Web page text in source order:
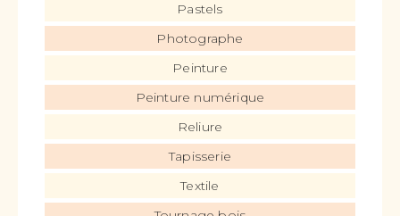
Pastels
Photographe
Peinture
Peinture numérique
Reliure
Tapisserie
Textile